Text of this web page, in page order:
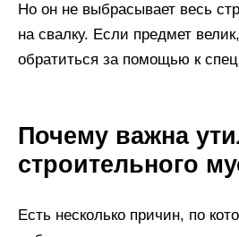
Но он не выбрасывает весь
на свалку. Если предмет
обратиться за помощью к
Почему важна
строительного
Есть несколько причин, по